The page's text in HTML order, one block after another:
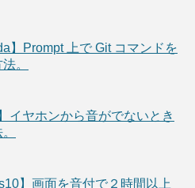
】Prompt 上で Git コマンドを
。
イヤホンから音がでないとき
】画面を音付で２時間以上